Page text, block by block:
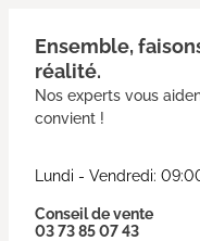
Ensemble,
réalité.
Nos experts vous
convient !
Lundi - Vendredi:
Conseil de vente
03 73 85 07 43